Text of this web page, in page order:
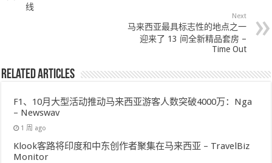
线
Next
马来西亚最具标志性的地点之一
迎来了 13 间全新精品套房 –
Time Out
Related Articles
F1、10月大型活动推动马来西亚游客人数突破4000万：Nga
– Newswav
1 周 ago
Klook客路将印度和中东创作者聚集在马来西亚 – TravelBiz
Monitor